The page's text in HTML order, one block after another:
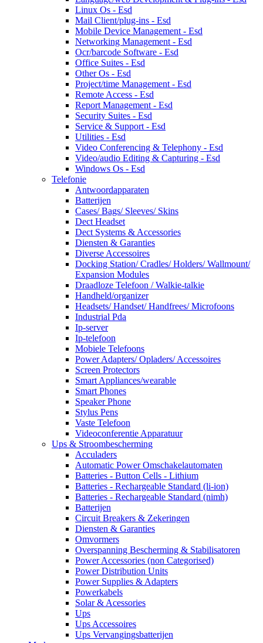
Linux Os - Esd
Mail Client/plug-ins - Esd
Mobile Device Management - Esd
Networking Management - Esd
Ocr/barcode Software - Esd
Office Suites - Esd
Other Os - Esd
Project/time Management - Esd
Remote Access - Esd
Report Management - Esd
Security Suites - Esd
Service & Support - Esd
Utilities - Esd
Video Conferencing & Telephony - Esd
Video/audio Editing & Capturing - Esd
Windows Os - Esd
Telefonie
Antwoordapparaten
Batterijen
Cases/ Bags/ Sleeves/ Skins
Dect Headset
Dect Systems & Accessories
Diensten & Garanties
Diverse Accessoires
Docking Station/ Cradles/ Holders/ Wallmount/
Expansion Modules
Draadloze Telefoon / Walkie-talkie
Handheld/organizer
Headsets/ Handset/ Handfrees/ Microfoons
Industrial Pda
Ip-server
Ip-telefoon
Mobiele Telefoons
Power Adapters/ Opladers/ Accessoires
Screen Protectors
Smart Appliances/wearable
Smart Phones
Speaker Phone
Stylus Pens
Vaste Telefoon
Videoconferentie Apparatuur
Ups & Stroombescherming
Acculaders
Automatic Power Omschakelautomaten
Batteries - Button Cells - Lithium
Batteries - Rechargeable Standard (li-ion)
Batteries - Rechargeable Standard (nimh)
Batterijen
Circuit Breakers & Zekeringen
Diensten & Garanties
Omvormers
Overspanning Bescherming & Stabilisatoren
Power Accessories (non Categorised)
Power Distribution Units
Power Supplies & Adapters
Powerkabels
Solar & Acessories
Ups
Ups Accessoires
Ups Vervangingsbatterijen